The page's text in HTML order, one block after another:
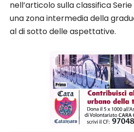
nell’articolo sulla classifica
una zona intermedia della
al di sotto delle aspettative.